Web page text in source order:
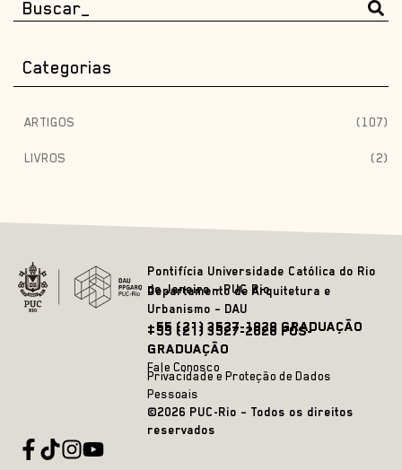
Categorias
ARTIGOS (107)
LIVROS (2)
Pontifícia Universidade Católica do Rio
de Janeiro – PUC Rio
Departamento de Arquitetura e
Urbanismo – DAU
+55 (21) 3527-1828 GRADUAÇÃO
+55 (21) 3527-2628 PÓS-
GRADUAÇÃO
Fale Conosco
Privacidade e Proteção de Dados
Pessoais
©2026 PUC-Rio – Todos os direitos
reservados